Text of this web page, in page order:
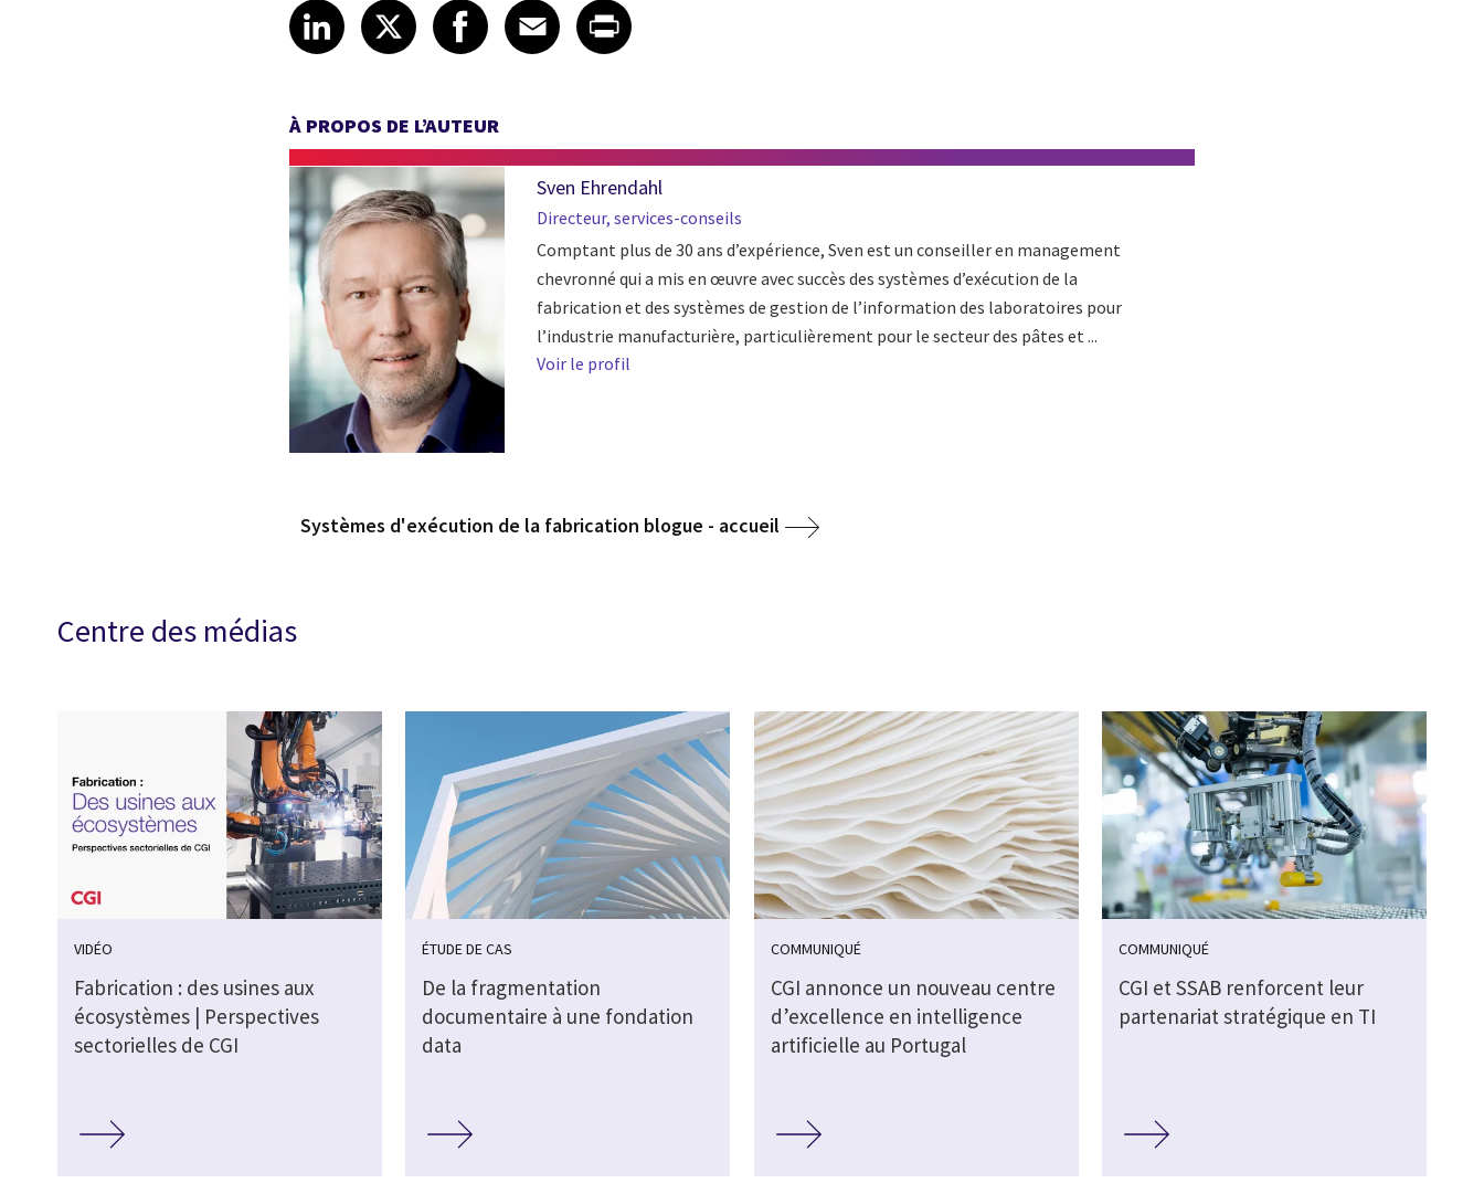
Share article on LinkedIn
LinkedIn
Share article on X
XShare article on Facebook
Facebook
Share article on Email
Email
Share article on Print
À PROPOS DE L’AUTEUR
Sven Ehrendahl
Directeur, services-conseils
Comptant plus de 30 ans d’expérience, Sven est un conseiller en management
chevronné qui a mis en œuvre avec succès des systèmes d’exécution de la
fabrication et des systèmes de gestion de l’information des laboratoires pour
l’industrie manufacturière, particulièrement pour le secteur des pâtes et ...
Voir le profil
Systèmes d'exécution de la fabrication blogue - accueil
Centre des médias
VIDÉO
Fabrication : des usines aux
écosystèmes | Perspectives
sectorielles de CGI
ÉTUDE DE CAS
De la fragmentation
documentaire à une fondation
data
COMMUNIQUÉ
CGI annonce un nouveau centre
d’excellence en intelligence
artificielle au Portugal
COMMUNIQUÉ
CGI et SSAB renforcent leur
partenariat stratégique en TI